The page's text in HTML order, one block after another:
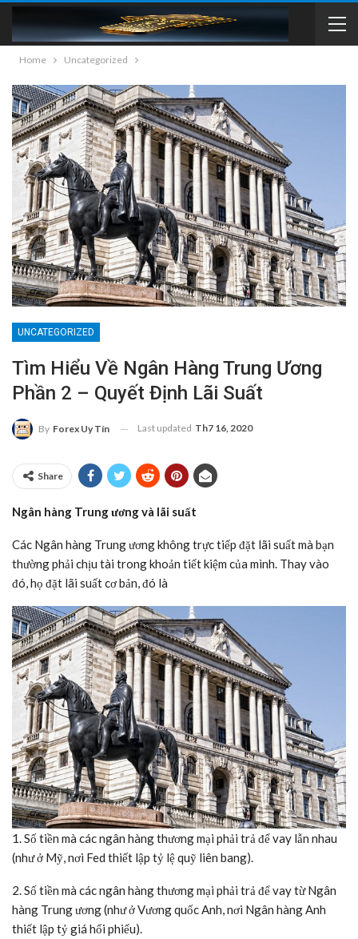
Home Uncategorized
UNCATEGORIZED
Tìm Hiểu Về Ngân Hàng Trung Ương
Phần 2 – Quyết Định Lãi Suất
By Forex Uy Tín Last updated Th7 16, 2020
Share
Ngân hàng Trung ương và lãi suất
Các Ngân hàng Trung ương không trực tiếp đặt lãi suất mà bạn
thường phải chịu tài trong khoản tiết kiệm của mình. Thay vào
đó, họ đặt lãi suất cơ bản, đó là
1. Số tiền mà các ngân hàng thương mại phải trả để vay lẫn nhau
(như ở Mỹ, nơi Fed thiết lập tỷ lệ quỹ liên bang).
2. Số tiền mà các ngân hàng thương mại phải trả để vay từ Ngân
hàng Trung ương (như ở Vương quốc Anh, nơi Ngân hàng Anh
thiết lập tỷ giá hối phiếu).